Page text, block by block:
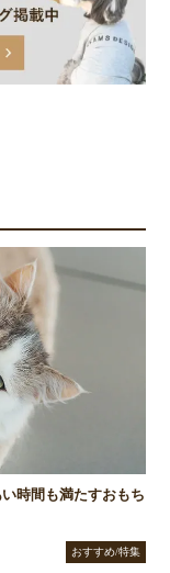
時間も満たすおもち
おすすめ/特集